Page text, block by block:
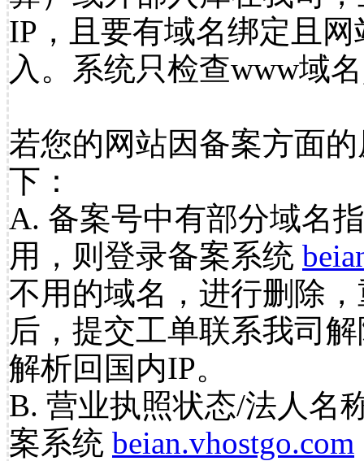
IP，且要有域名绑定且
入。系统只检查www域
若您的网站因备案方面
下：
A. 备案号中有部分域名
用，则登录备案系统
不用的域名，进行删除
后，提交工单联系我司
解析回国内IP。
B. 营业执照状态/法人名
案系统 beian.vhostgo.com